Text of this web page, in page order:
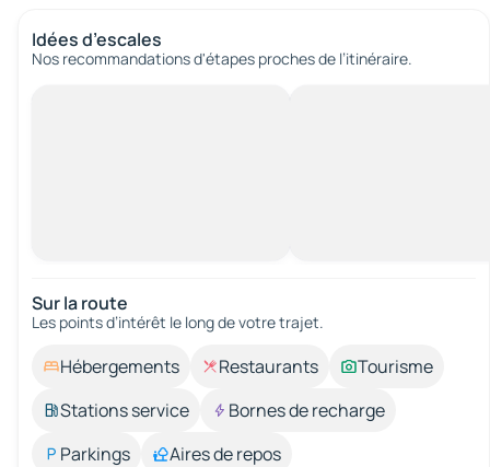
Idées d’escales
Nos recommandations d'étapes proches de l’itinéraire.
Sur la route
Les points d’intérêt le long de votre trajet.
Hébergements Restaurants
Tourisme
Stations service
Bornes de recharge
Parkings
Aires de repos